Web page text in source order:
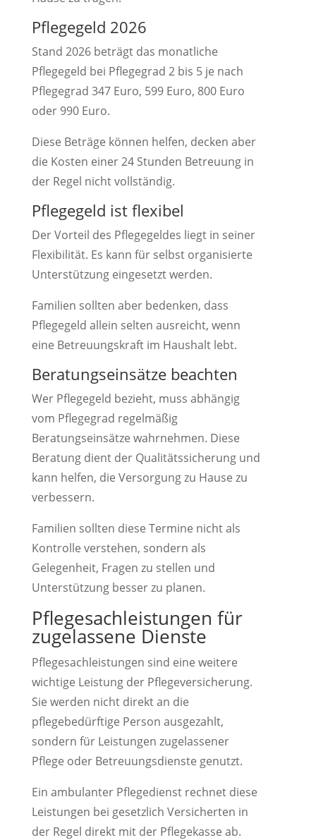
Pflegegeld 2026
Stand 2026 beträgt das monatliche
Pflegegeld bei Pflegegrad 2 bis 5 je nach
Pflegegrad 347 Euro, 599 Euro, 800 Euro
oder 990 Euro.
Diese Beträge können helfen, decken aber
die Kosten einer 24 Stunden Betreuung in
der Regel nicht vollständig.
Pflegegeld ist flexibel
Der Vorteil des Pflegegeldes liegt in seiner
Flexibilität. Es kann für selbst organisierte
Unterstützung eingesetzt werden.
Familien sollten aber bedenken, dass
Pflegegeld allein selten ausreicht, wenn
eine Betreuungskraft im Haushalt lebt.
Beratungseinsätze beachten
Wer Pflegegeld bezieht, muss abhängig
vom Pflegegrad regelmäßig
Beratungseinsätze wahrnehmen. Diese
Beratung dient der Qualitätssicherung und
kann helfen, die Versorgung zu Hause zu
verbessern.
Familien sollten diese Termine nicht als
Kontrolle verstehen, sondern als
Gelegenheit, Fragen zu stellen und
Unterstützung besser zu planen.
Pflegesachleistungen für
zugelassene Dienste
Pflegesachleistungen sind eine weitere
wichtige Leistung der Pflegeversicherung.
Sie werden nicht direkt an die
pflegebedürftige Person ausgezahlt,
sondern für Leistungen zugelassener
Pflege oder Betreuungsdienste genutzt.
Ein ambulanter Pflegedienst rechnet diese
Leistungen bei gesetzlich Versicherten in
der Regel direkt mit der Pflegekasse ab.